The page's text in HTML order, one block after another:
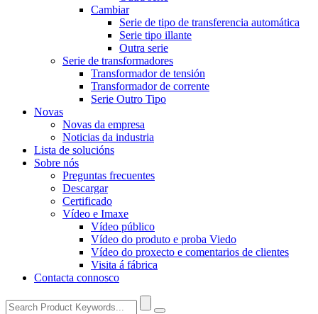
Cambiar
Serie de tipo de transferencia automática
Serie tipo illante
Outra serie
Serie de transformadores
Transformador de tensión
Transformador de corrente
Serie Outro Tipo
Novas
Novas da empresa
Noticias da industria
Lista de solucións
Sobre nós
Preguntas frecuentes
Descargar
Certificado
Vídeo e Imaxe
Vídeo público
Vídeo do produto e proba Viedo
Vídeo do proxecto e comentarios de clientes
Visita á fábrica
Contacta connosco